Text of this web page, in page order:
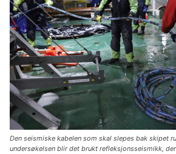
Den seismiske kabelen som skal slepes bak skipet
undersøkelsen blir det brukt refleksjonsseismikk,